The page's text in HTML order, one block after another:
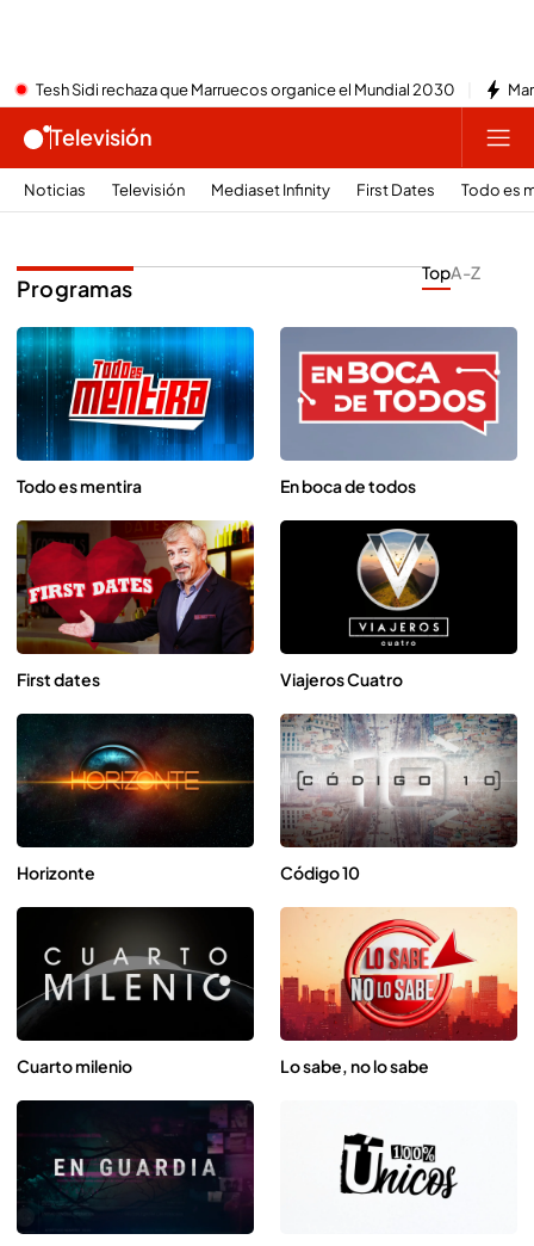
Tesh Sidi rechaza que Marruecos organice el Mundial 2030
Televisión
Noticias Televisión Mediaset Infinity First Dates Todo es
Programas
TopA-Z
Todo es mentira En boca de todos
First dates Viajeros Cuatro
Horizonte Código 10
Cuarto milenio Lo sabe, no lo sabe